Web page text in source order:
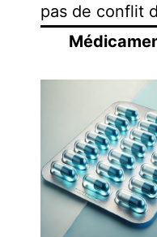
pas de conflit